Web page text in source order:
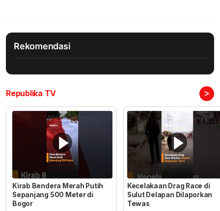
Rekomendasi
Republika TV >
Kirab Bendera Merah Putih
Sepanjang 500 Meter di
Bogor
Kecelakaan Drag Race di
Sulut Delapan Dilaporkan
Tewas